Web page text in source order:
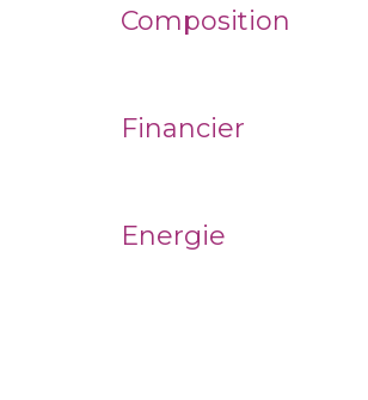
Composition
Financier
Energie